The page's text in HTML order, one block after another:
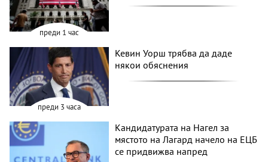
преди 1 час
преди 3 часа
Кевин Уорш трябва да даде
някои обяснения
Кандидатурата на Нагел за
мястото на Лагард начело на ЕЦБ
се придвижва напред